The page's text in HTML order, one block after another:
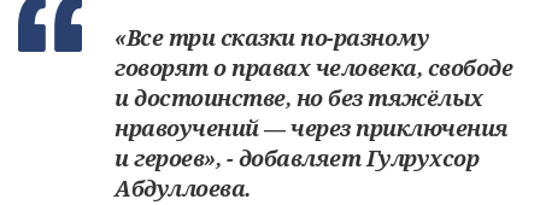
«Все три сказки по-разному
говорят о правах человека, свободе
и достоинстве, но без тяжёлых
нравоучений — через приключения
и героев», - добавляет Гулрухсор
Абдуллоева.